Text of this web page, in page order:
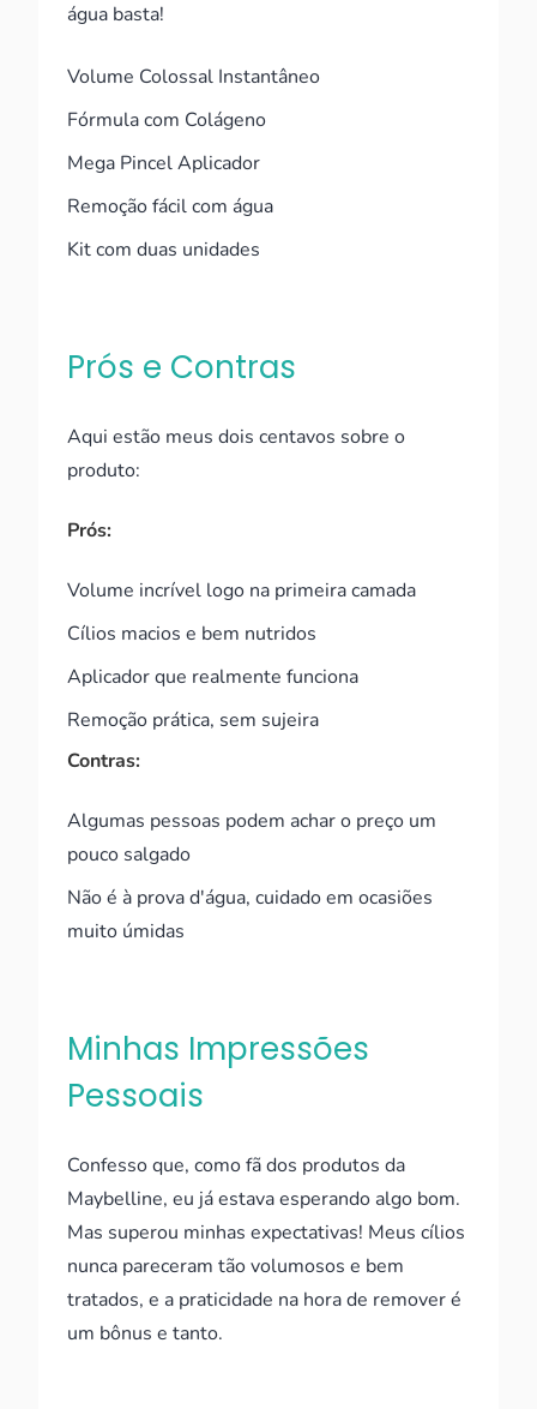
água basta!
Volume Colossal Instantâneo
Fórmula com Colágeno
Mega Pincel Aplicador
Remoção fácil com água
Kit com duas unidades
Prós e Contras
Aqui estão meus dois centavos sobre o
produto:
Prós:
Volume incrível logo na primeira camada
Cílios macios e bem nutridos
Aplicador que realmente funciona
Remoção prática, sem sujeira
Contras:
Algumas pessoas podem achar o preço um
pouco salgado
Não é à prova d'água, cuidado em ocasiões
muito úmidas
Minhas Impressões
Pessoais
Confesso que, como fã dos produtos da
Maybelline, eu já estava esperando algo bom.
Mas superou minhas expectativas! Meus cílios
nunca pareceram tão volumosos e bem
tratados, e a praticidade na hora de remover é
um bônus e tanto.